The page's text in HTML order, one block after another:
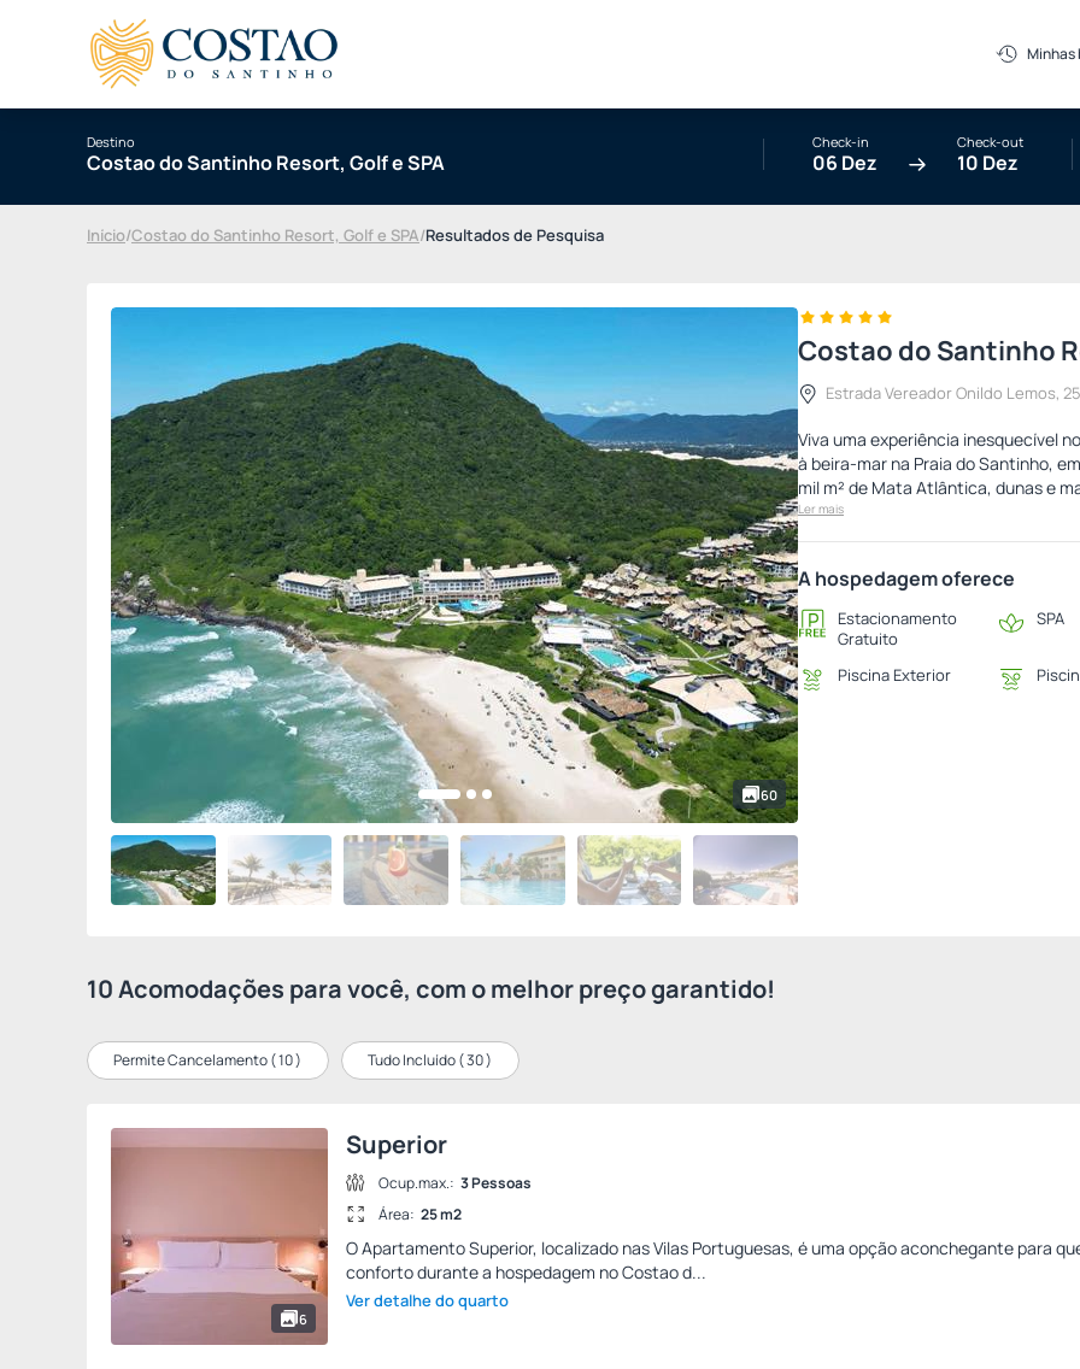
Minhas
Destino
Costao do Santinho Resort, Golf e SPA
Check-in
06 Dez
Check-out
10 Dez
Início/Costao do Santinho Resort, Golf e SPA/Resultados de Pesquisa
60
Costao do Santinho
Estrada Vereador Onildo Lemos,
Viva uma experiência inesquecível
à beira-mar na Praia do Santinho,
mil m² de Mata Atlântica, dunas e
Ler mais
A hospedagem oferece
Estacionamento
Gratuito
SPA
Piscina Exterior
10 Acomodações para você, com o melhor preço garantido!
Permite Cancelamento (10) Tudo Incluído (30)
6
Superior
Ocup.max.: 3 Pessoas
Área: 25 m2
O Apartamento Superior, localizado nas Vilas Portuguesas, é uma opção aconchegante para
conforto durante a hospedagem no Costao d...
Ver detalhe do quarto